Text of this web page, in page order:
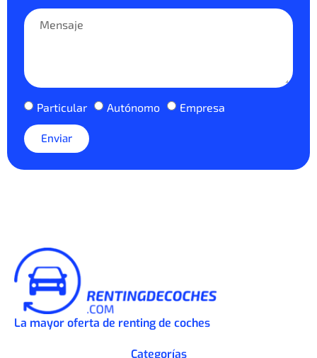
Particular Autónomo Empresa
Enviar
La mayor oferta de renting de coches
Categorías